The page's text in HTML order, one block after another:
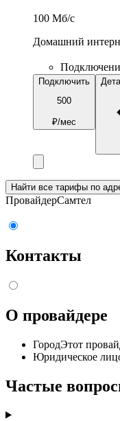
100 Мб/c
Домашний
Подключить
500
₽/мес
Найти все тарифы по
ПровайдерСамтел
Контакты
О провайдере
ГородЭтот
Юридическое
Частые